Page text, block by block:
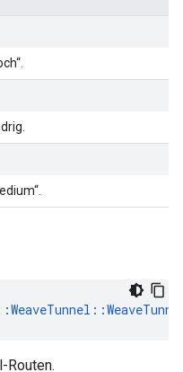
WeaveTunnel ::
Routen.